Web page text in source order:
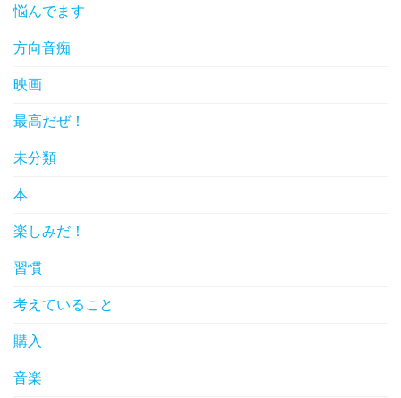
悩んでます
方向音痴
映画
最高だぜ！
未分類
本
楽しみだ！
習慣
考えていること
購入
音楽